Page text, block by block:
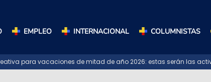
EMPLEO INTERNACIONAL COLUMNISTAS
para vacaciones de mitad de año 2026: estas serán las